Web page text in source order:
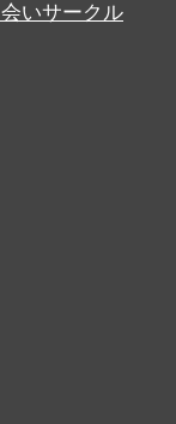
いサークル